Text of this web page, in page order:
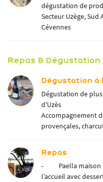
dégustation de
Secteur Uzège, Sud
Cévennes
Repas & Dégustation
Dégustation à
Dégustation de
d'Uzès
Accompagnement
provençales,
Repas
- Paella maison
l’accueil avec